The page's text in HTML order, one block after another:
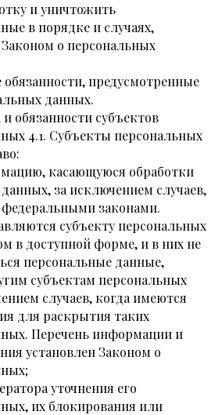
и уничтожить
в порядке и случаях,
о персональных
предусмотренные
данных.
обязанности субъектов
4.1. Субъекты персональных
касающуюся обработки
за исключением случаев,
законами.
субъекту персональных
в доступной форме, и в них не
персональные данные,
субъектам персональных
случаев, когда имеются
для раскрытия таких
Перечень информации и
установлен Законом о
уточнения его
их блокирования или